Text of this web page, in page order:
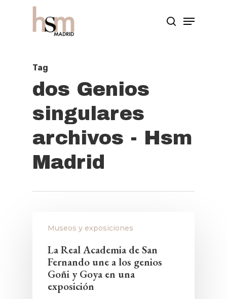
Tag
dos Genios
singulares
archivos - Hsm
Madrid
Museos y exposiciones
La Real Academia de San
Fernando une a los genios
Goñi y Goya en una
exposición